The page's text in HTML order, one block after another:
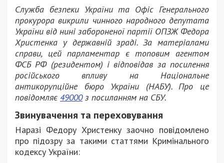
Служба безпеки України та Офіс Генерального
прокурора викрили чинного народного депутата
України від нині забороненої партії ОПЗЖ Федора
Христенка у державній зраді. За матеріалами
справи, цей парламентар є топовим агентом
ФСБ РФ (резидентом) і відповідав за посилення
російського впливу на Національне
антикорупційне бюро України (НАБУ). Про це
повідомляє 49000з посиланням на СБУ.
Звинувачення та переховування
Наразі Федору Христенку заочно повідомлено
про підозру за такими статтями Кримінального
кодексу України: